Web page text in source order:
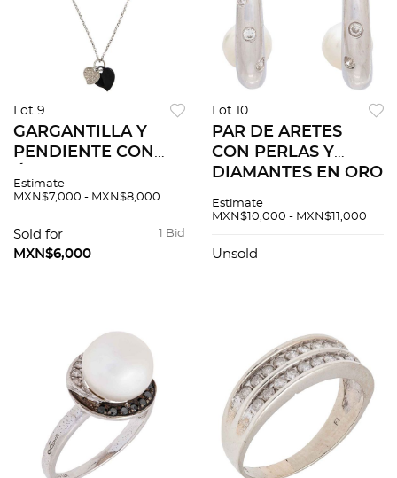
Lot 9
GARGANTILLA Y
PENDIENTE CON
EN ORO BLANCO DE
corte brillante ~0.15
ct y placa de ónix:
Estimate
MXN$7,000 - MXN$8,000
1 Bid
Sold for
MXN$6,000
Lot 10
PAR DE ARETES
CON PERLAS Y
DIAMANTES EN ORO
Perlas blancas: 5.9
corte brillante ~0.06
Estimate
MXN$10,000 - MXN$11,000
Unsold